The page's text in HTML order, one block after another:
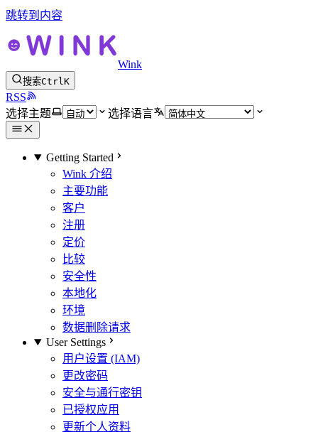
跳转到内容
Wink
搜索CtrlK
RSS
选择主题
选择语言
Getting Started
Wink 介绍
主要功能
客户
注册
定价
比较
安全性
本地化
环境
数据删除请求
User Settings
用户设置 (IAM)
更改密码
安全与通行密钥
已授权应用
更新个人资料